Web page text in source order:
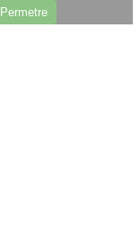
Permetre